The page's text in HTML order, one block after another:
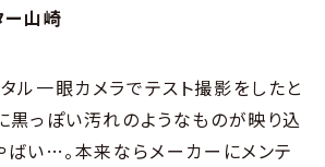
ー山崎
ル一眼カメラでテスト撮影をしたと
黒っぽい汚れのようなものが映り込
ばい…。本来ならメーカーにメンテ